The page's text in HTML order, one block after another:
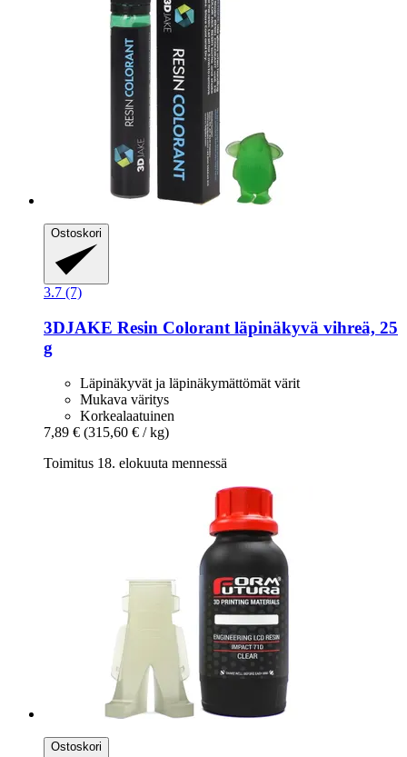
Ostoskori
3.7 (7)
3DJAKE Resin Colorant läpinäkyvä vihreä, 25
g
Läpinäkyvät ja läpinäkymättömät värit
Mukava väritys
Korkealaatuinen
7,89 € (315,60 € / kg)
Toimitus 18. elokuuta mennessä
Ostoskori